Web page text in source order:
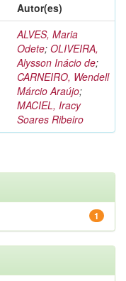
Autor(es)
ALVES, Maria
Odete; OLIVEIRA,
Alysson Inácio de;
CARNEIRO, Wendell
Márcio Araújo;
MACIEL, Iracy
Soares Ribeiro
1